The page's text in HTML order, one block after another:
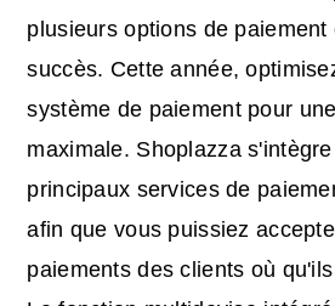
plusieurs options de paiement
succès. Cette année,
système de paiement pour
maximale. Shoplazza
principaux services de
afin que vous puissiez
paiements des clients où